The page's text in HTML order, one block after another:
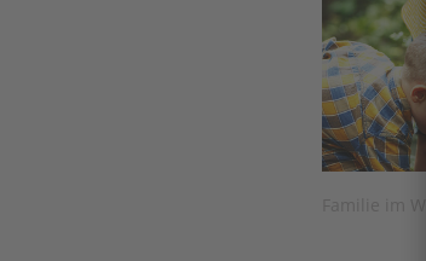
Familie im